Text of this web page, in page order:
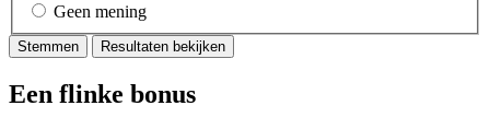
Geen mening
Stemmen Resultaten bekijken
Een flinke bonus